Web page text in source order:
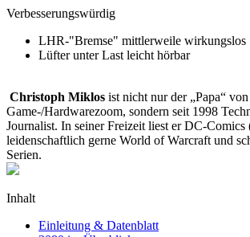
Verbesserungswürdig
LHR-"Bremse" mittlerweile wirkungslos
Lüfter unter Last leicht hörbar
Christoph Miklos ist nicht nur der „Papa“ von
Game-/Hardwarezoom, sondern seit 1998
Journalist. In seiner Freizeit liest er DC-
leidenschaftlich gerne World of Warcraft und
Serien.
Inhalt
Einleitung & Datenblatt